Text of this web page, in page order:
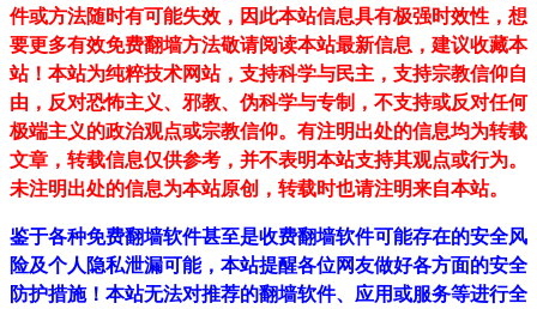
件或方法随时有可能失效，因此本站信息具有极强时效性，想
要更多有效免费翻墙方法敬请阅读本站最新信息，建议收藏本
站！ 本站为纯粹技术网站，支持科学与民主，支持宗教信仰自
由，反对恐怖主义、邪教、伪科学与专制，不支持或反对任何
极端主义的政治观点或宗教信仰。有注明出处的信息均为转载
文章，转载信息仅供参考，并不表明本站支持其观点或行为。
未注明出处的信息为本站原创，转载时也请注明来自本站。
鉴于各种免费翻墙软件甚至是收费翻墙软件可能存在的安全风
险及个人隐私泄漏可能，本站提醒各位网友做好各方面的安全
防护措施！本站无法对推荐的翻墙软件、应用或服务等进行全